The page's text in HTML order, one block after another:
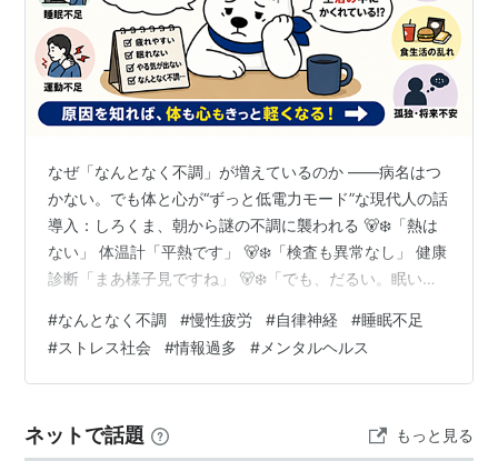
なぜ「なんとなく不調」が増えているのか ――病名はつ
かない。でも体と心が“ずっと低電力モード”な現代人の話
導入：しろくま、朝から謎の不調に襲われる 🐻‍❄️「熱は
ない」 体温計「平熱です」 🐻‍❄️「検査も異常なし」 健康
診断「まあ様子見ですね」 🐻‍❄️「でも、だるい。眠い。
す」 仕事「今日中です」 SNS「みんな元気に朝活してま
す」 🐻‍❄️「こっちは朝から生命維持で精いっぱいなんだ
が！？」 今回のテーマは、なぜ『なんとなく不調』が増
い」でも「根性不足」でもありません。 現代のなんとな
#なんとなく不調 #慢性疲労 #自律神経 #睡眠不足
#ストレス社会 #情報過多 # メンタルヘルス
ネットで話題 もっと見る